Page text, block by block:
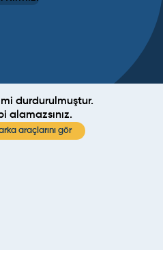
durdurulmuştur.
alamazsınız.
araçlarını gör